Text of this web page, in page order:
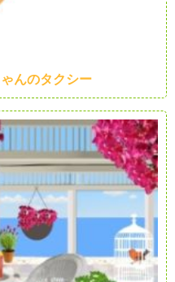
んのタクシー